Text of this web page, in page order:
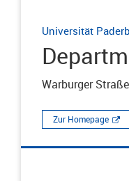
Universität
Warburger
Zur Homepage